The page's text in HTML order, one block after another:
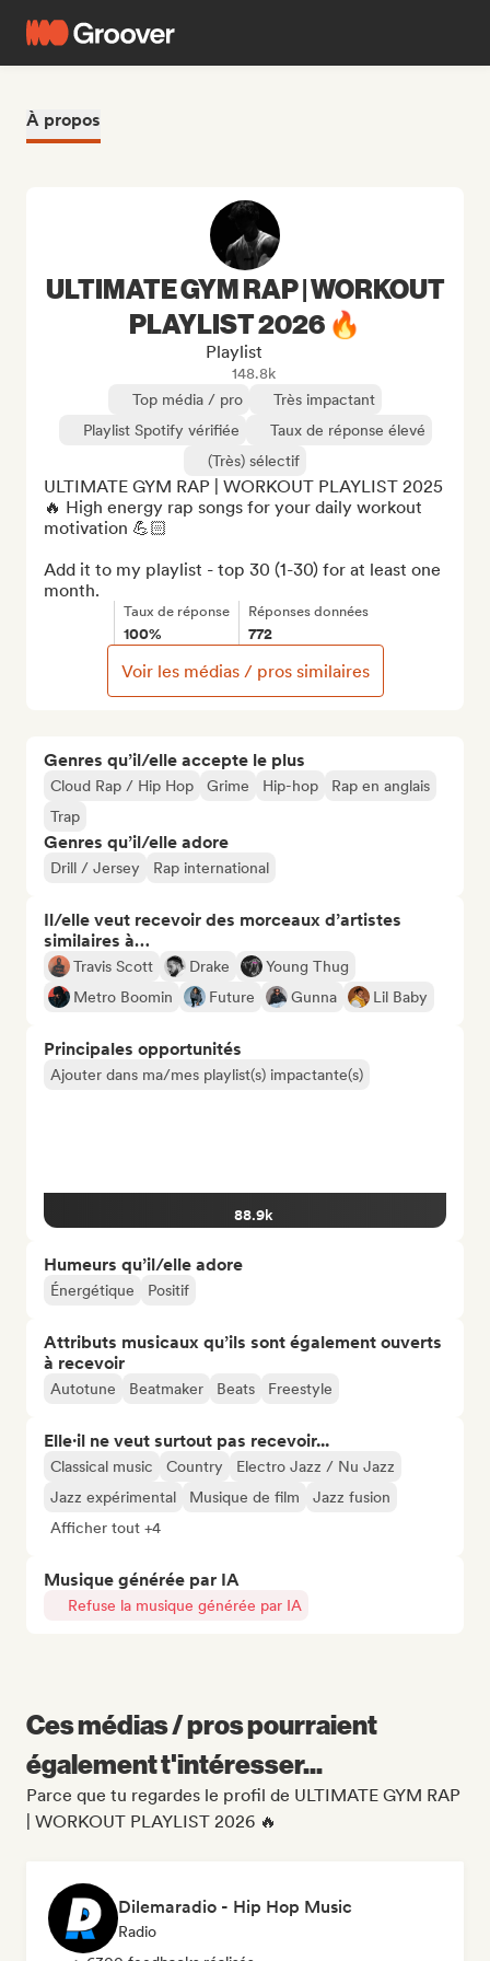
À propos
Genres qu’il/elle accepte le plus
Cloud Rap / Hip Hop Grime Hip-hop
Rap en anglais
Trap
Genres qu’il/elle adore
Drill / Jersey Rap international
Il/elle veut recevoir des morceaux d’artistes
similaires à…
Travis Scott Drake
Young Thug
Metro Boomin
Future Gunna Lil Baby
Principales opportunités
Ajouter dans ma/mes playlist(s) impactante(s)
88.9k
Humeurs qu’il/elle adore
Énergétique Positif
Attributs musicaux qu’ils sont également ouverts
à recevoir
Autotune Beatmaker Beats Freestyle
Elle·il ne veut surtout pas recevoir...
Classical music Country
Electro Jazz / Nu Jazz
Jazz expérimental
Musique de film
Jazz fusion
Afficher tout +4
Musique générée par IA
Refuse la musique générée par IA
ULTIMATE GYM RAP | WORKOUT
PLAYLIST 2026 🔥
Playlist
148.8k
Top média / pro
Très impactant
Playlist Spotify vérifiée
Taux de réponse élevé
(Très) sélectif
ULTIMATE GYM RAP | WORKOUT PLAYLIST 2025
🔥 High energy rap songs for your daily workout
motivation 💪🏻
Add it to my playlist - top 30 (1-30) for at least one
month.
Taux de réponse
100%
Réponses données
772
Voir les médias / pros similaires
Ces médias / pros pourraient
également t'intéresser...
Parce que tu regardes le profil de ULTIMATE GYM RAP
| WORKOUT PLAYLIST 2026 🔥
Dilemaradio - Hip Hop Music
Radio